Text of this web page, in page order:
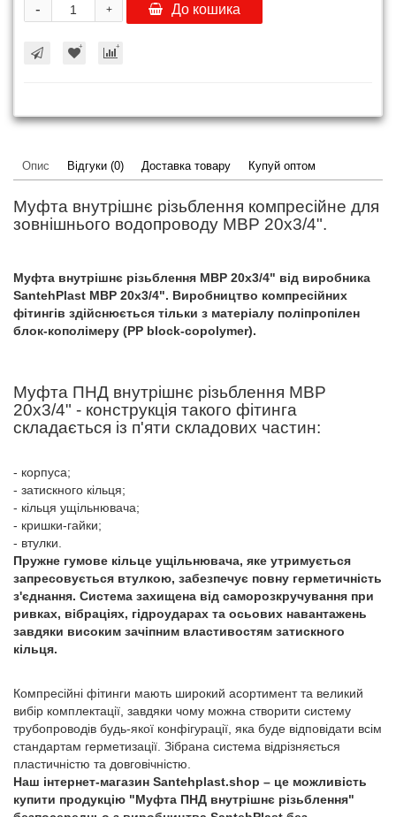
+
- До кошика
Опис Відгуки (0) Доставка товару Купуй оптом
Муфта внутрішнє різьблення компресійне для
зовнішнього водопроводу МВР 20x3/4".
Муфта внутрішнє різьблення МВР 20x3/4" від виробника
SantehPlast МВР 20x3/4". Виробництво компресійних
фітингів здійснюється тільки з матеріалу поліпропілен
блок-кополімеру (PP block-copolymer).
Муфта ПНД внутрішнє різьблення МВР
20x3/4" - конструкція такого фітинга
складається із п'яти складових частин:
- корпуса;
- затискного кільця;
- кільця ущільнювача;
- кришки-гайки;
- втулки.
Пружне гумове кільце ущільнювача, яке утримується
запресовується втулкою, забезпечує повну герметичність
з'єднання. Система захищена від саморозкручування при
ривках, вібраціях, гідроударах та осьових навантажень
завдяки високим зачіпним властивостям затискного
кільця.
Компресійні фітинги мають широкий асортимент та великий
вибір комплектації, завдяки чому можна створити систему
трубопроводів будь-якої конфігурації, яка буде відповідати всім
стандартам герметизації. Зібрана система відрізняється
пластичністю та довговічністю.
Наш інтернет-магазин Santehplast.shop – це можливість
купити продукцію "Муфта ПНД внутрішнє різьблення"